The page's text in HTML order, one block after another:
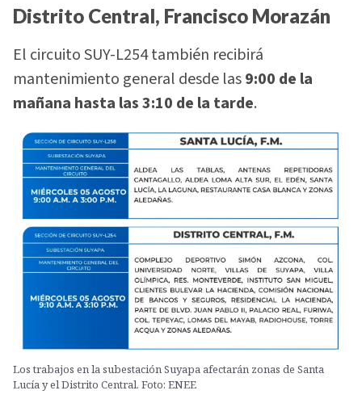
Distrito Central, Francisco Morazán
El circuito SUY-L254 también recibirá
mantenimiento general desde las9:00 de la
mañana hasta las 3:10 de la tarde.
Los trabajos en la subestación Suyapa afectarán zonas de Santa
Lucía y el Distrito Central. Foto: ENEE